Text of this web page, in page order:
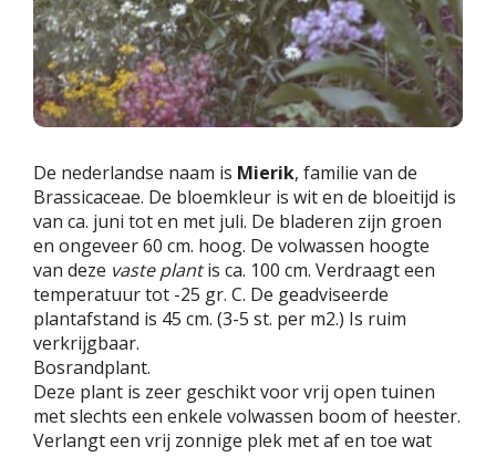
De nederlandse naam is Mierik, familie van de
Brassicaceae. De bloemkleur is wit en de bloeitijd is
van ca. juni tot en met juli. De bladeren zijn groen
en ongeveer 60 cm. hoog. De volwassen hoogte
van deze vaste plantis ca. 100 cm. Verdraagt een
temperatuur tot -25 gr. C. De geadviseerde
plantafstand is 45 cm. (3-5 st. per m2.) Is ruim
verkrijgbaar.
Bosrandplant.
Deze plant is zeer geschikt voor vrij open tuinen
met slechts een enkele volwassen boom of heester.
Verlangt een vrij zonnige plek met af en toe wat